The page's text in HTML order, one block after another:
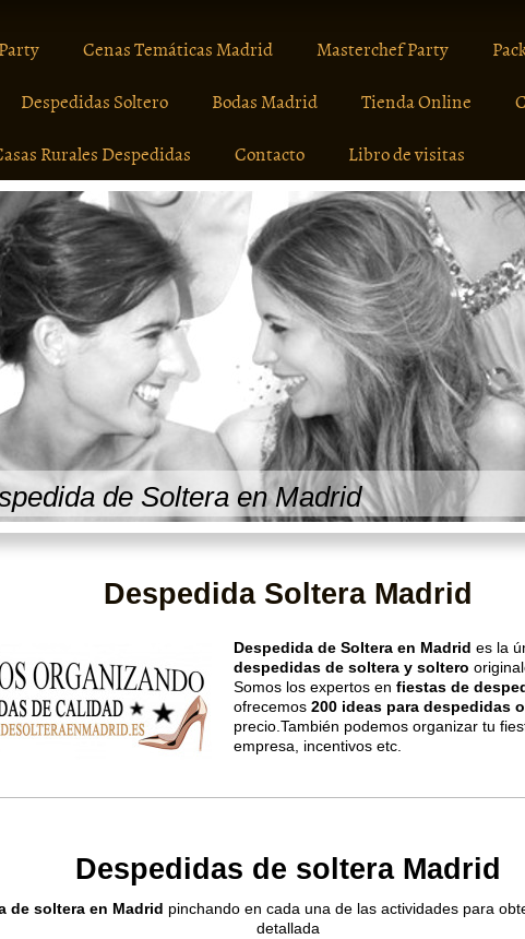
Cenas Temáticas Madrid Masterchef Party
Despedidas Soltero Bodas Madrid Tienda Online
Rurales Despedidas Contacto Libro de visitas
de Soltera en Madrid
Despedida Soltera Madrid
Despedida de Soltera en Madrid es la
despedidas de soltera y soltero
Somos los expertos en fiestas de
ofrecemos 200 ideas para despedidas
precio.También podemos organizar tu
empresa, incentivos etc.
Despedidas de soltera Madrid
de soltera en Madrid pinchando en cada una de las actividades para
detallada